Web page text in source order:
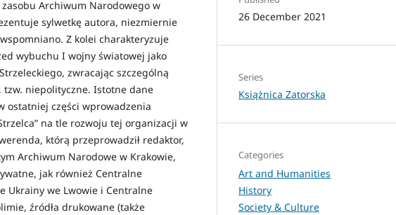
zasobu Archiwum Narodowego w
sylwetkę autora, niezmiernie
Z kolei charakteryzuje
wybuchu I wojny światowej jako
zwracając szczególną
tzw. niepolityczne. Istotne dane
ostatniej części wprowadzenia
na tle rozwoju tej organizacji w
którą przeprowadził redaktor,
Archiwum Narodowe w Krakowie,
jak również Centralne
Ukrainy we Lwowie i Centralne
źródła drukowane (także
26 December 2021
Series
Książnica Zatorska
Categories
Art and Humanities
History
Society & Culture